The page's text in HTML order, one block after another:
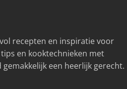
recepten en inspiratie voor
en kooktechnieken met
een heerlijk gerecht.